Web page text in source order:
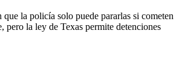
que la policía solo puede pararlas si cometen
pero la ley de Texas permite detenciones